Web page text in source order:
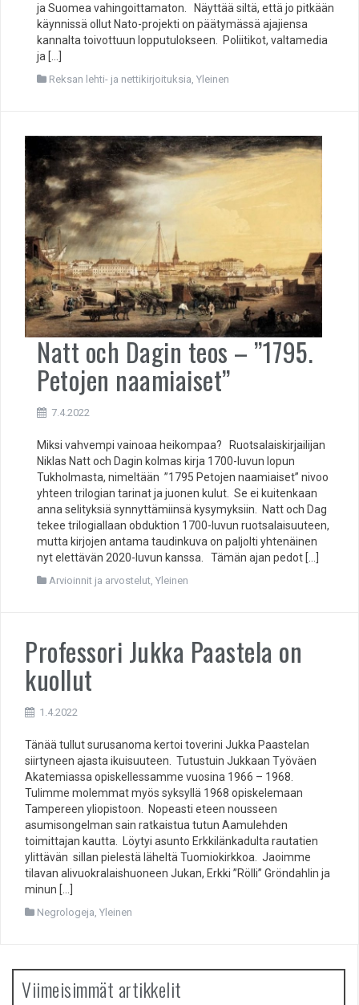
ja Suomea vahingoittamaton. Näyttää siltä, että jo pitkään
käynnissä ollut Nato-projekti on päätymässä ajajiensa
kannalta toivottuun lopputulokseen. Poliitikot, valtamedia
ja […]
Reksan lehti- ja nettikirjoituksia, Yleinen
Natt och Dagin teos – ”1795.
Petojen naamiaiset”
7.4.2022
Miksi vahvempi vainoaa heikompaa? Ruotsalaiskirjailijan
Niklas Natt och Dagin kolmas kirja 1700-luvun lopun
Tukholmasta, nimeltään ”1795 Petojen naamiaiset” nivoo
yhteen trilogian tarinat ja juonen kulut. Se ei kuitenkaan
anna selityksiä synnyttämiinsä kysymyksiin. Natt och Dag
tekee trilogiallaan obduktion 1700-luvun ruotsalaisuuteen,
mutta kirjojen antama taudinkuva on paljolti yhtenäinen
nyt elettävän 2020-luvun kanssa. Tämän ajan pedot […]
Arvioinnit ja arvostelut, Yleinen
Professori Jukka Paastela on
kuollut
1.4.2022
Tänää tullut surusanoma kertoi toverini Jukka Paastelan
siirtyneen ajasta ikuisuuteen. Tutustuin Jukkaan Työväen
Akatemiassa opiskellessamme vuosina 1966 – 1968.
Tulimme molemmat myös syksyllä 1968 opiskelemaan
Tampereen yliopistoon. Nopeasti eteen nousseen
asumisongelman sain ratkaistua tutun Aamulehden
toimittajan kautta. Löytyi asunto Erkkilänkadulta rautatien
ylittävän sillan pielestä läheltä Tuomiokirkkoa. Jaoimme
tilavan alivuokralaishuoneen Jukan, Erkki ”Rölli” Gröndahlin ja
minun […]
Negrologeja, Yleinen
Viimeisimmät artikkelit